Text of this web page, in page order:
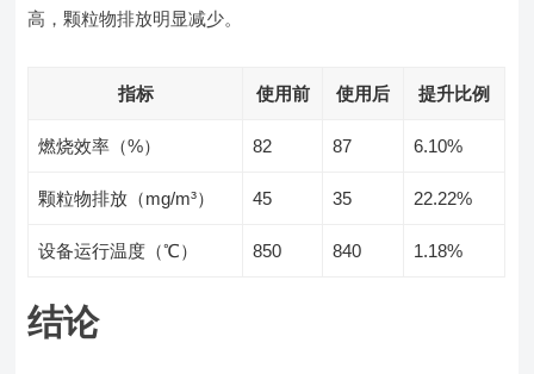
高，颗粒物排放明显减少。
指标 使用前 使用后 提升比例
燃烧效率（%） 82 87 6.10%
颗粒物排放（mg/m³） 45 35 22.22%
设备运行温度（℃） 850 840 1.18%
结论